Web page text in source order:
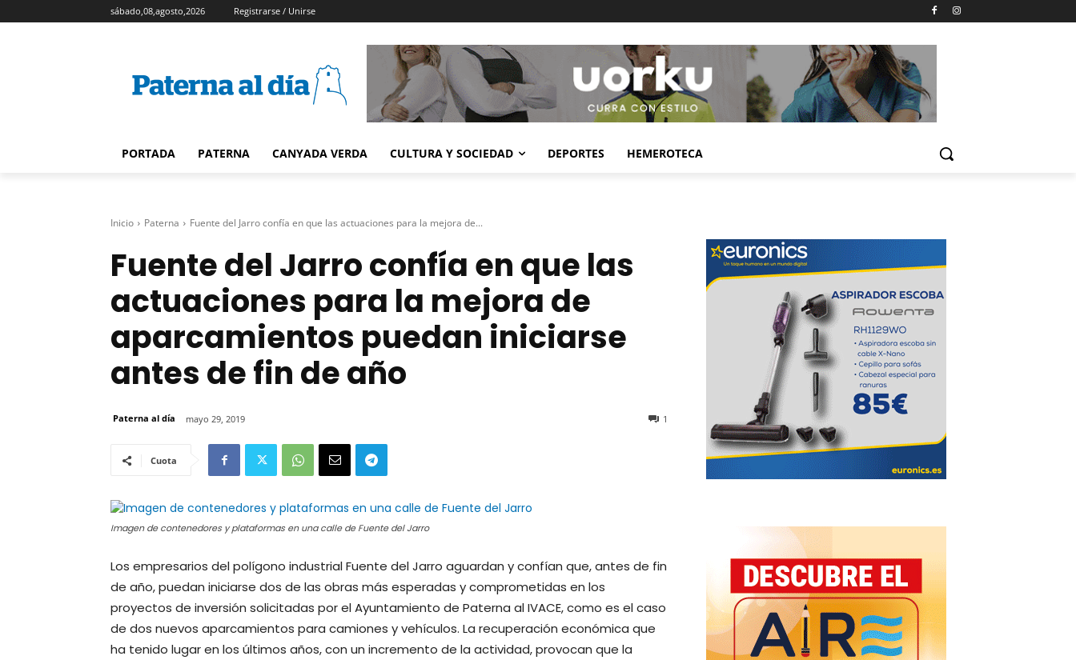
sábado,08,agosto,2026 Registrarse / Unirse
PORTADA PATERNA CANYADA VERDA CULTURA Y SOCIEDAD DEPORTES HEMEROTECA
Inicio Paterna Fuente del Jarro confía en que las actuaciones para la mejora de...
Fuente del Jarro confía en que las
actuaciones para la mejora de
aparcamientos puedan iniciarse
antes de fin de año
Paterna al día mayo 29, 2019 1
Cuota
Imagen de contenedores y plataformas en una calle de Fuente del Jarro
Los empresarios del polígono industrial Fuente del Jarro aguardan y confían que, antes de fin
de año, puedan iniciarse dos de las obras más esperadas y comprometidas en los
proyectos de inversión solicitadas por el Ayuntamiento de Paterna al IVACE, como es el caso
de dos nuevos aparcamientos para camiones y vehículos. La recuperación económica que
ha tenido lugar en los últimos años, con un incremento de la actividad, provocan que la